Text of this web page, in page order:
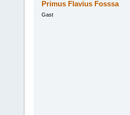
Primus Flavius Fosssa
Gast